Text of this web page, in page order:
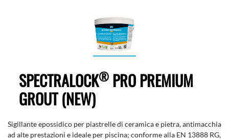
SPECTRALOCK®PRO PREMIUM
GROUT (NEW)
Sigillante epossidico per piastrelle di ceramica e pietra, antimacchia
ad alte prestazioni e ideale per piscina; conforme alla EN 13888 RG,